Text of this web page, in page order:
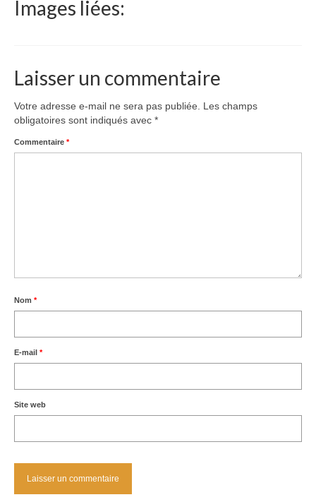
Actualités
Images liées:
Laisser un commentaire
Votre adresse e-mail ne sera pas publiée.
Les champs
obligatoires sont indiqués avec *
Commentaire *
Nom *
E-mail *
Site web